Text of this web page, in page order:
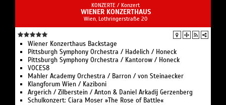
KONZERTE / Konzert
WIENER KONZERTHAUS
Wien, Lothringerstraße 20
Wiener Konzerthaus Backstage
Pittsburgh Symphony Orchestra / Hadelich / Honeck
Pittsburgh Symphony Orchestra / Kantorow / Honeck
VOCES8
Mahler Academy Orchestra / Barron / von Steinaecker
Klangforum Wien / Kaziboni
Argerich / Zilberstein / Anton & Daniel Arkadij Gerzenberg
Schulkonzert: Ciara Moser »The Rose of Battle«